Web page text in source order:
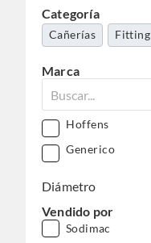
Categoría
Cañerías Fitting
Marca
Hoffens
Generico
Diámetro
Vendido por
Sodimac